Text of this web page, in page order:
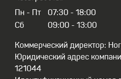
Пн - Пт
Сб
07:30 - 18:00
09:00 - 13:00
Коммерческий директор:
Юридический адрес
121044